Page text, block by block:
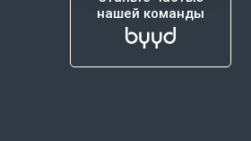
нашей команды